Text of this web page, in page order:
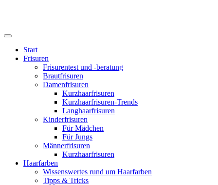
Start
Frisuren
Frisurentest und -beratung
Brautfrisuren
Damenfrisuren
Kurzhaarfrisuren
Kurzhaarfrisuren-Trends
Langhaarfrisuren
Kinderfrisuren
Für Mädchen
Für Jungs
Männerfrisuren
Kurzhaarfrisuren
Haarfarben
Wissenswertes rund um Haarfarben
Tipps & Tricks